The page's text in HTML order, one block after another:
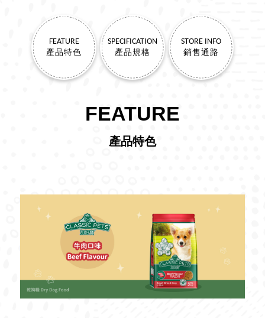
FEATURE
產品特色
SPECIFICATION
產品規格
STORE INFO
銷售通路
FEATURE
產品特色